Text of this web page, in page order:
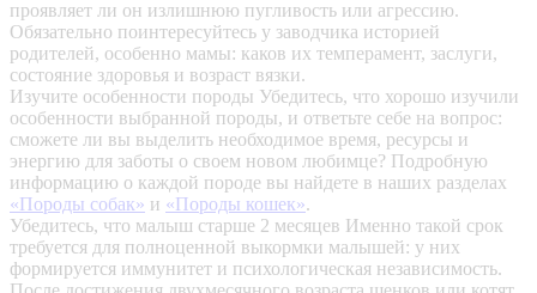
проявляет ли он излишнюю пугливость или агрессию.
Обязательно поинтересуйтесь у заводчика историей
родителей, особенно мамы: каков их темперамент, заслуги,
состояние здоровья и возраст вязки.
Изучите особенности породы Убедитесь, что хорошо изучили
особенности выбранной породы, и ответьте себе на вопрос:
сможете ли вы выделить необходимое время, ресурсы и
энергию для заботы о своем новом любимце? Подробную
информацию о каждой породе вы найдете в наших разделах
«Породы собак» и «Породы кошек».
Убедитесь, что малыш старше 2 месяцев Именно такой срок
требуется для полноценной выкормки малышей: у них
формируется иммунитет и психологическая независимость.